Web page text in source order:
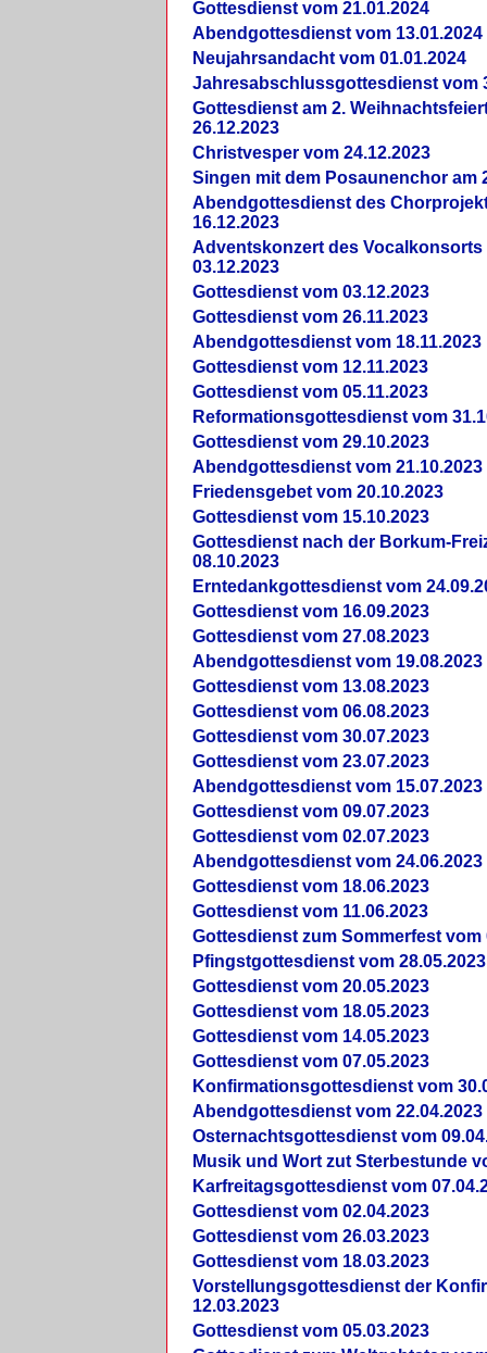
Gottesdienst vom 21.01.2024
Abendgottesdienst vom 13.01.2024
Neujahrsandacht vom 01.01.2024
Jahresabschlussgottesdienst vom
Gottesdienst am 2.
26.12.2023
Christvesper vom 24.12.2023
Singen mit dem Posaunenchor am
Abendgottesdienst des
16.12.2023
Adventskonzert des Vocalkonsorts
03.12.2023
Gottesdienst vom 03.12.2023
Gottesdienst vom 26.11.2023
Abendgottesdienst vom 18.11.2023
Gottesdienst vom 12.11.2023
Gottesdienst vom 05.11.2023
Reformationsgottesdienst vom
Gottesdienst vom 29.10.2023
Abendgottesdienst vom 21.10.2023
Friedensgebet vom 20.10.2023
Gottesdienst vom 15.10.2023
Gottesdienst nach der Borkum-
08.10.2023
Erntedankgottesdienst vom
Gottesdienst vom 16.09.2023
Gottesdienst vom 27.08.2023
Abendgottesdienst vom 19.08.2023
Gottesdienst vom 13.08.2023
Gottesdienst vom 06.08.2023
Gottesdienst vom 30.07.2023
Gottesdienst vom 23.07.2023
Abendgottesdienst vom 15.07.2023
Gottesdienst vom 09.07.2023
Gottesdienst vom 02.07.2023
Abendgottesdienst vom 24.06.2023
Gottesdienst vom 18.06.2023
Gottesdienst vom 11.06.2023
Gottesdienst zum Sommerfest vom
Pfingstgottesdienst vom 28.05.2023
Gottesdienst vom 20.05.2023
Gottesdienst vom 18.05.2023
Gottesdienst vom 14.05.2023
Gottesdienst vom 07.05.2023
Konfirmationsgottesdienst vom
Abendgottesdienst vom 22.04.2023
Osternachtsgottesdienst vom
Musik und Wort zut Sterbestunde
Karfreitagsgottesdienst vom
Gottesdienst vom 02.04.2023
Gottesdienst vom 26.03.2023
Gottesdienst vom 18.03.2023
Vorstellungsgottesdienst der
12.03.2023
Gottesdienst vom 05.03.2023